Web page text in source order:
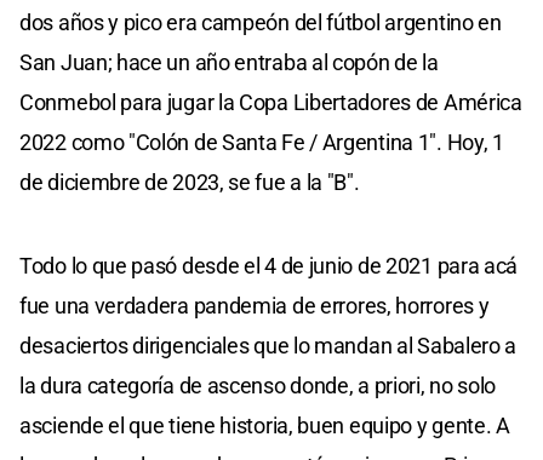
dos años y pico era campeón del fútbol argentino en
San Juan; hace un año entraba al copón de la
Conmebol para jugar la Copa Libertadores de América
2022 como "Colón de Santa Fe / Argentina 1". Hoy, 1
de diciembre de 2023, se fue a la "B".
Todo lo que pasó desde el 4 de junio de 2021 para acá
fue una verdadera pandemia de errores, horrores y
desaciertos dirigenciales que lo mandan al Sabalero a
la dura categoría de ascenso donde, a priori, no solo
asciende el que tiene historia, buen equipo y gente. A